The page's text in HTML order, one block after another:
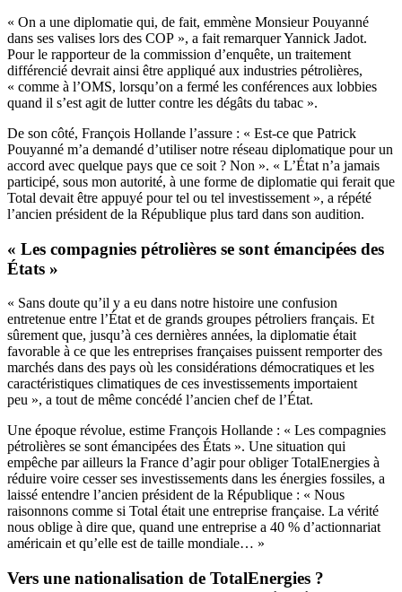
« On a une diplomatie qui, de fait, emmène Monsieur Pouyanné
dans ses valises lors des COP », a fait remarquer Yannick Jadot.
Pour le rapporteur de la commission d’enquête, un traitement
différencié devrait ainsi être appliqué aux industries pétrolières,
« comme à l’OMS, lorsqu’on a fermé les conférences aux lobbies
quand il s’est agit de lutter contre les dégâts du tabac ».
De son côté, François Hollande l’assure : « Est-ce que Patrick
Pouyanné m’a demandé d’utiliser notre réseau diplomatique pour un
accord avec quelque pays que ce soit ? Non ». « L’État n’a jamais
participé, sous mon autorité, à une forme de diplomatie qui ferait que
Total devait être appuyé pour tel ou tel investissement », a répété
l’ancien président de la République plus tard dans son audition.
« Les compagnies pétrolières se sont émancipées des
États »
« Sans doute qu’il y a eu dans notre histoire une confusion
entretenue entre l’État et de grands groupes pétroliers français. Et
sûrement que, jusqu’à ces dernières années, la diplomatie était
favorable à ce que les entreprises françaises puissent remporter des
marchés dans des pays où les considérations démocratiques et les
caractéristiques climatiques de ces investissements importaient
peu », a tout de même concédé l’ancien chef de l’État.
Une époque révolue, estime François Hollande : « Les compagnies
pétrolières se sont émancipées des États ». Une situation qui
empêche par ailleurs la France d’agir pour obliger TotalEnergies à
réduire voire cesser ses investissements dans les énergies fossiles, a
laissé entendre l’ancien président de la République : « Nous
raisonnons comme si Total était une entreprise française. La vérité
nous oblige à dire que, quand une entreprise a 40 % d’actionnariat
américain et qu’elle est de taille mondiale… »
Vers une nationalisation de TotalEnergies ?